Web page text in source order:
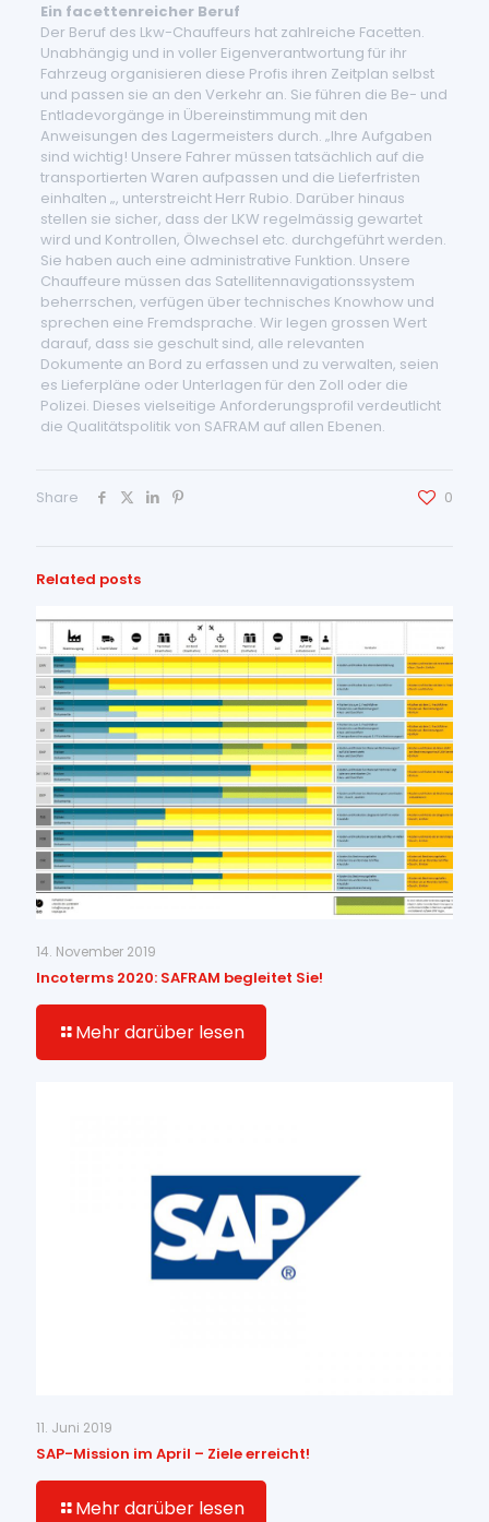
Ein facettenreicher Beruf
Der Beruf des Lkw-Chauffeurs hat zahlreiche Facetten.
Unabhängig und in voller Eigenverantwortung für ihr
Fahrzeug organisieren diese Profis ihren Zeitplan selbst
und passen sie an den Verkehr an. Sie führen die Be- und
Entladevorgänge in Übereinstimmung mit den
Anweisungen des Lagermeisters durch. „Ihre Aufgaben
sind wichtig! Unsere Fahrer müssen tatsächlich auf die
transportierten Waren aufpassen und die Lieferfristen
einhalten „, unterstreicht Herr Rubio. Darüber hinaus
stellen sie sicher, dass der LKW regelmässig gewartet
wird und Kontrollen, Ölwechsel etc. durchgeführt werden.
Sie haben auch eine administrative Funktion. Unsere
Chauffeure müssen das Satellitennavigationssystem
beherrschen, verfügen über technisches Knowhow und
sprechen eine Fremdsprache. Wir legen grossen Wert
darauf, dass sie geschult sind, alle relevanten
Dokumente an Bord zu erfassen und zu verwalten, seien
es Lieferpläne oder Unterlagen für den Zoll oder die
Polizei. Dieses vielseitige Anforderungsprofil verdeutlicht
die Qualitätspolitik von SAFRAM auf allen Ebenen.
Share 0
Related posts
14. November 2019
Incoterms 2020: SAFRAM begleitet Sie!
Mehr darüber lesen
11. Juni 2019
SAP-Mission im April – Ziele erreicht!
Mehr darüber lesen